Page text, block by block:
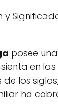
y
posee
en
los
ha